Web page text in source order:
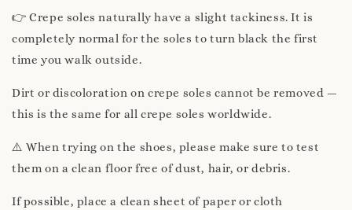
👉 Crepe soles naturally have a slight tackiness. It is
completely normal for the soles to turn black the first
time you walk outside.
Dirt or discoloration on crepe soles cannot be removed —
this is the same for all crepe soles worldwide.
⚠️ When trying on the shoes, please make sure to test
them on a clean floor free of dust, hair, or debris.
If possible, place a clean sheet of paper or cloth